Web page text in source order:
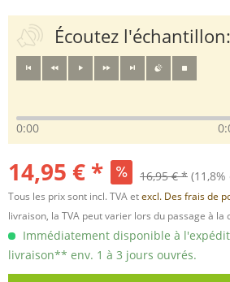
Écoutez l'échantillon:
0:00
14,95 € * 16,95 € *
Tous les prix sont incl. TVA etexcl. Des frais de
livraison, la TVA peut varier lors du passage à la
Immédiatement disponible à
livraison** env. 1 à 3 jours ouvrés.